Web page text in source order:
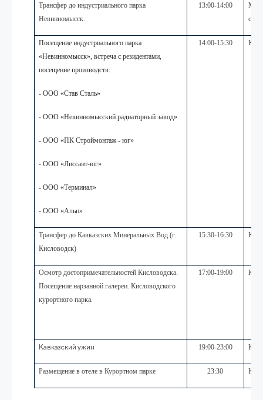
Трансфер до индустриального парка
Невинномысск.
13:00-14:00
Посещение индустриального парка
«Невинномысск», встреча с резидентами,
посещение производств:
- ООО «Став Сталь»
- ООО «Невинномысский радиаторный завод»
- ООО «ПК Строймонтаж - юг»
- ООО «Лиссант-юг»
- ООО «Терминал»
-OOO «Альп»
14:00-15:30
Трансфер до Кавказских Минеральных Вод (г.
Кисловодск)
15:30-16:30
Осмотр достопримечательностей Кисловодска.
Посещение нарзанной галереи.Кисловодского
курортного парка.
17:00-19:00
Кавказский ужин 19:00-23:00
Размещение в отеле в Курортном парке 23:30